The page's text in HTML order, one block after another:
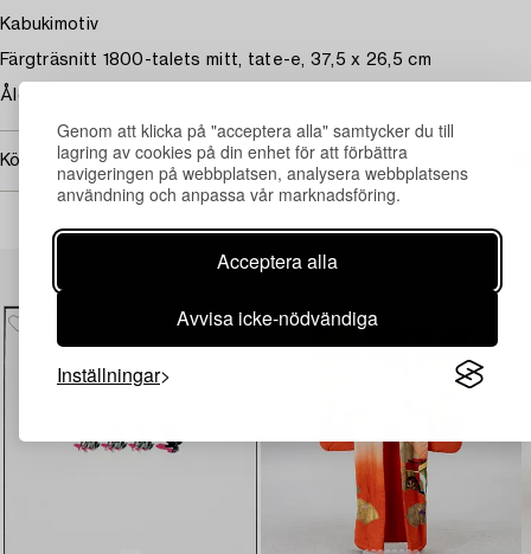
Genom att klicka på "acceptera alla" samtycker du till
lagring av cookies på din enhet för att förbättra
navigeringen på webbplatsen, analysera webbplatsens
användning och anpassa vår marknadsföring.
Acceptera alla
Avvisa icke-nödvändiga
Inställningar
Kabukimotiv
Färgträsnitt 1800-talets mitt, tate-e, 37,5 x 26,5 cm
Åldersrelaterat slitage.
Köpinformation
Andra har även tittat på